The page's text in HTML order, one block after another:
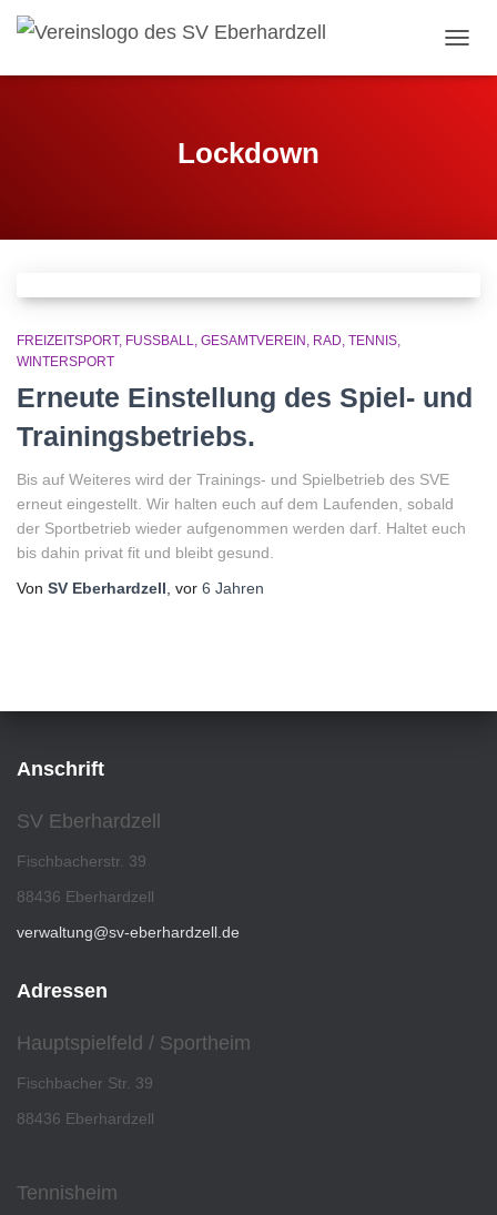
Lockdown
FREIZEITSPORT FUSSBALL GESAMTVEREIN RAD TENNIS
WINTERSPORT
Erneute Einstellung des Spiel- und
Trainingsbetriebs.
Bis auf Weiteres wird der Trainings- und Spielbetrieb des SVE
erneut eingestellt. Wir halten euch auf dem Laufenden, sobald
der Sportbetrieb wieder aufgenommen werden darf. Haltet euch
bis dahin privat fit und bleibt gesund.
Von SV Eberhardzell , vor 6 Jahren
Anschrift
SV Eberhardzell
Fischbacherstr. 39
88436 Eberhardzell
verwaltung@sv-eberhardzell.de
Adressen
Hauptspielfeld / Sportheim
Fischbacher Str. 39
88436 Eberhardzell
Tennisheim